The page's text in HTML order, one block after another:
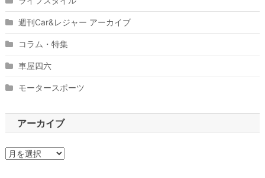
週刊Car&レジャー アーカイブ
コラム・特集
車屋四六
モータースポーツ
アーカイブ
ア